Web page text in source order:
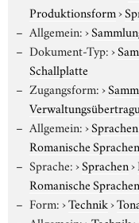
Produktionsform›
Allgemein:›
Dokument-Typ:›
Schallplatte
Zugangsform:›
Allgemein:›Sprachen
Romanische Sprachen
Sprache:›Sprachen›
Romanische Sprachen
Form:›Technik›